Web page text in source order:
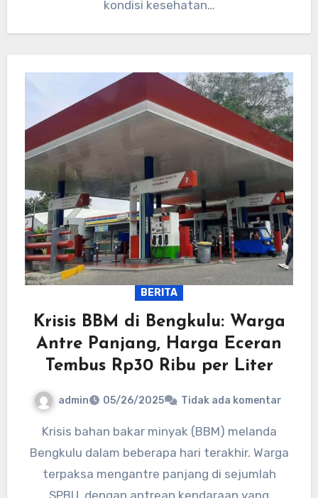
kondisi kesehatan…
BERITA
Krisis BBM di Bengkulu: Warga
Antre Panjang, Harga Eceran
Tembus Rp30 Ribu per Liter
admin 05/26/2025 Tidak ada komentar
Krisis bahan bakar minyak (BBM) melanda
Bengkulu dalam beberapa hari terakhir. Warga
terpaksa mengantre panjang di sejumlah